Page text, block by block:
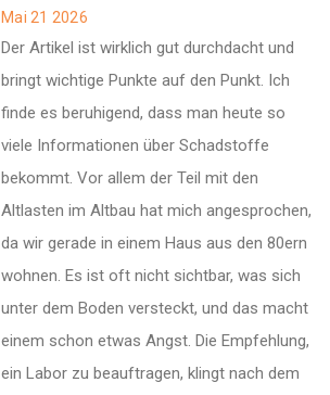
Mai 21 2026
Der Artikel ist wirklich gut durchdacht und
bringt wichtige Punkte auf den Punkt. Ich
finde es beruhigend, dass man heute so
viele Informationen über Schadstoffe
bekommt. Vor allem der Teil mit den
Altlasten im Altbau hat mich angesprochen,
da wir gerade in einem Haus aus den 80ern
wohnen. Es ist oft nicht sichtbar, was sich
unter dem Boden versteckt, und das macht
einem schon etwas Angst. Die Empfehlung,
ein Labor zu beauftragen, klingt nach dem